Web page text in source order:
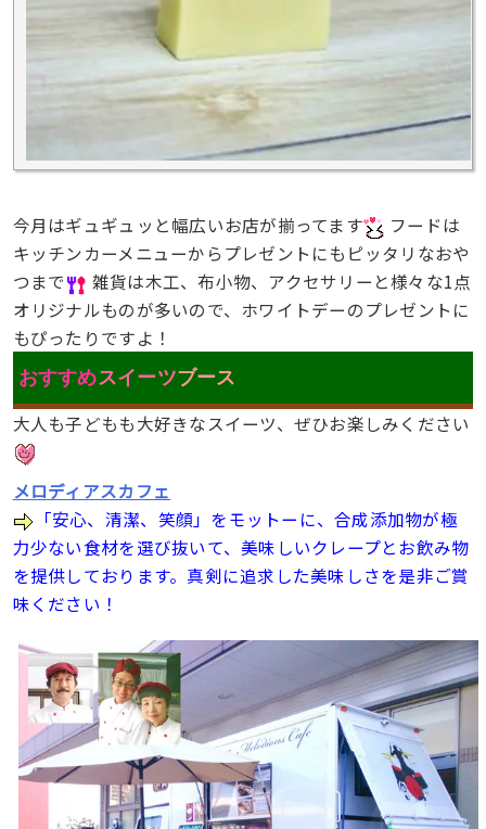
今月はギュギュッと幅広いお店が揃ってます
フードは
キッチンカーメニューからプレゼントにもピッタリなおや
つまで
雑貨は木工、布小物、アクセサリーと様々な1点
オリジナルものが多いので、ホワイトデーのプレゼントに
もぴったりですよ！
おすすめスイーツブース
大人も子どもも大好きなスイーツ、ぜひお楽しみください
メロディアスカフェ
「安心、清潔、笑顔」をモットーに、合成添加物が極
力少ない食材を選び抜いて、美味しいクレープとお飲み物
を提供しております。真剣に追求した美味しさを是非ご賞
味ください！